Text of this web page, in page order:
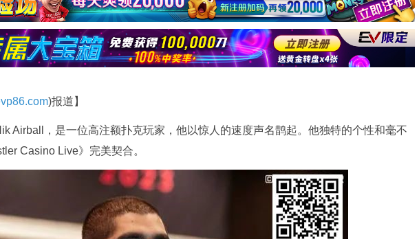
)报道】
Airball，是一位高注额扑克玩家，他以惊人的速度声名鹊起。他独特的个性和毫不
Casino Live》完美契合。